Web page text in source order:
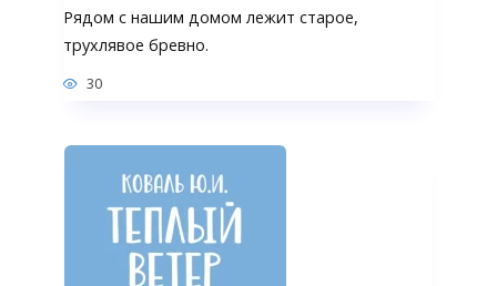
Рядом с нашим домом лежит старое,
трухлявое бревно.
30